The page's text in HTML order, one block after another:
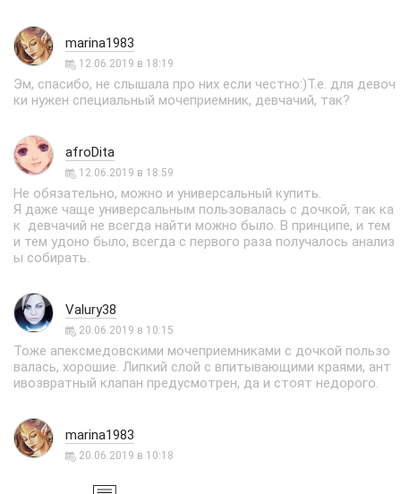
marina1983
12.06.2019 в 18:19
Эм, спасибо, не слышала про них если честно:)Т.е. для девоч
ки нужен специальный мочеприемник, девчачий, так?
afroDita
12.06.2019 в 18:59
Не обязательно, можно и универсальный купить.
Я даже чаще универсальным пользовалась с дочкой, так ка
к девчачий не всегда найти можно было. В принципе, и тем
и тем удоно было, всегда с первого раза получалось анализ
ы собирать.
Valury38
20.06.2019 в 10:15
Тоже апексмедовскими мочеприемниками с дочкой пользо
валась, хорошие. Липкий слой с впитывающими краями, ант
ивозвратный клапан предусмотрен, да и стоят недорого.
marina1983
20.06.2019 в 10:18